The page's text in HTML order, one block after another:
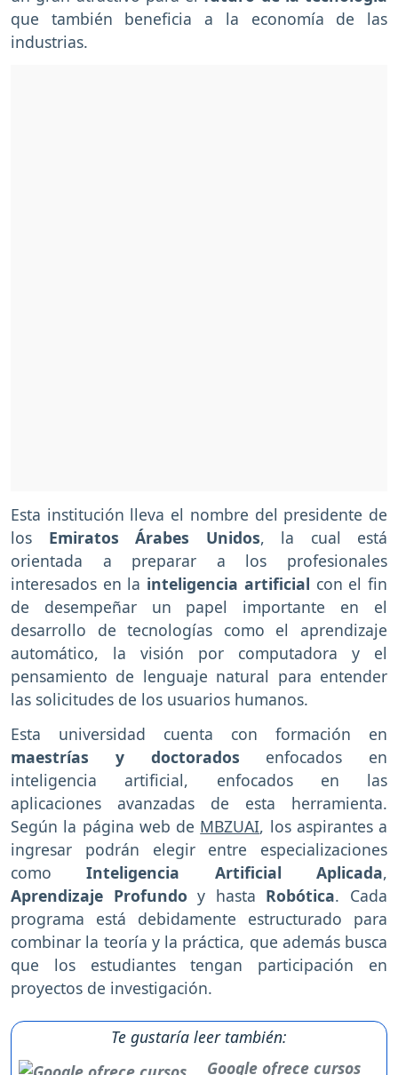
que también beneficia a la economía de las
industrias.
Esta institución lleva el nombre del presidente de
los Emiratos Árabes Unidos, la cual está
orientada a preparar a los profesionales
interesados en la inteligencia artificial con el fin
de desempeñar un papel importante en el
desarrollo de tecnologías como el aprendizaje
automático, la visión por computadora y el
pensamiento de lenguaje natural para entender
las solicitudes de los usuarios humanos.
Esta universidad cuenta con formación en
maestrías y doctorados enfocados en
inteligencia artificial, enfocados en las
aplicaciones avanzadas de esta herramienta.
Según la página web de MBZUAI, los aspirantes a
ingresar podrán elegir entre especializaciones
comoInteligencia Artificial Aplicada,
Aprendizaje Profundo y hasta Robótica. Cada
programa está debidamente estructurado para
combinar la teoría y la práctica, que además busca
que los estudiantes tengan participación en
proyectos de investigación.
Te gustaría leer también:
Google ofrece cursos